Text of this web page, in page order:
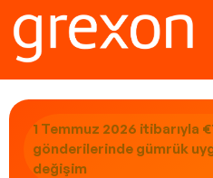
1 Temmuz 2026 itibarıyla
gönderilerinde gümrük
değişim